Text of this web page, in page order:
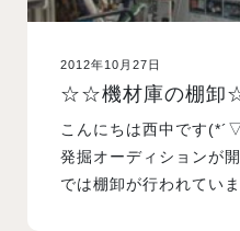
オープンキャンパス
訪問者別メニュー
2012年10月27日
☆☆機材庫の棚
こんにちは西中です
発掘オーディションが
では棚卸が行われてい